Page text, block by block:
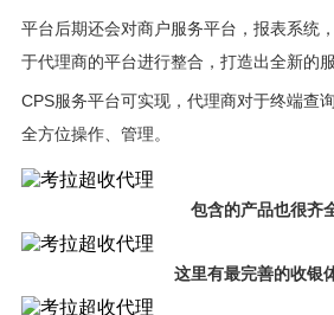
平台后期还会对商户服务平台，报表系统
于代理商的平台进行整合，打造出全新的服
CPS服务平台可实现，代理商对于终端查
全方位操作、管理。
包含的产品也很齐
这里有最完善的收银